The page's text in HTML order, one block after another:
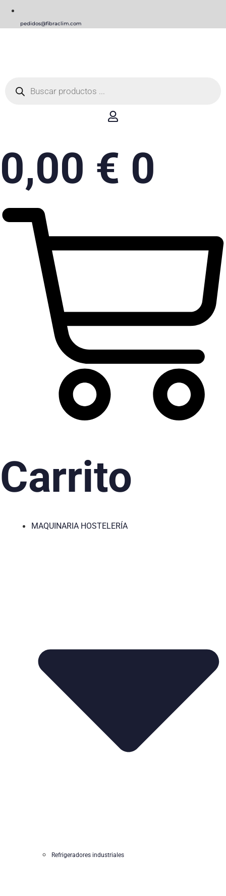
pedidos@fibraclim.com
productos
0,00 € 0
Carrito
MAQUINARIA HOSTELERÍA
Refrigeradores industriales